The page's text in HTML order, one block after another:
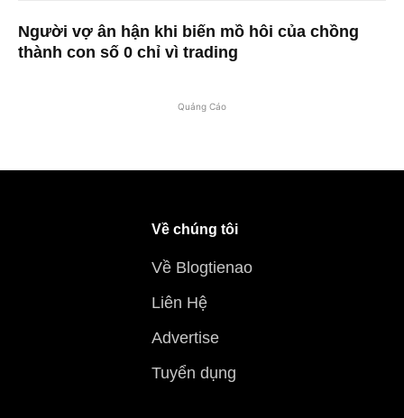
Người vợ ân hận khi biến mồ hôi của chồng
thành con số 0 chỉ vì trading
Quảng Cáo
Về chúng tôi
Về Blogtienao
Liên Hệ
Advertise
Tuyển dụng